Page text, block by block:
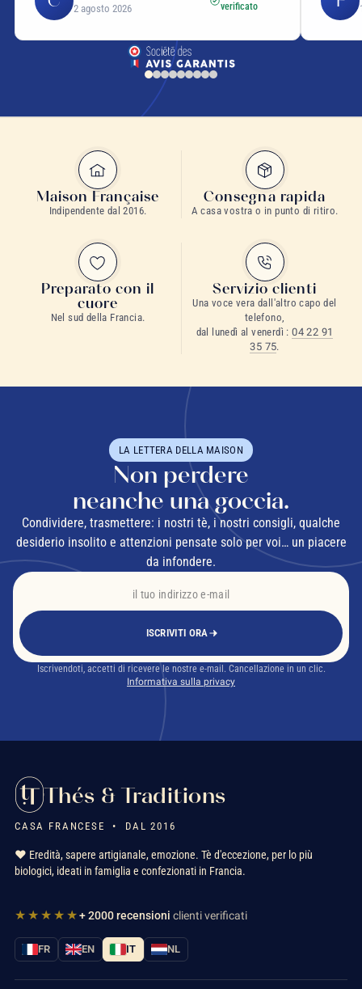
2 agosto 2026
verificato
Maison Française
Indipendente dal 2016.
Consegna rapida
A casa vostra o in punto di ritiro.
Preparato con il
cuore
Nel sud della Francia.
Servizio clienti
Una voce vera dall'altro capo del
telefono,
dal lunedì al venerdì :04 22 91
35 75.
LA LETTERA DELLA MAISON
Non perdere
neanche una goccia.
Condividere, trasmettere: i nostri tè, i nostri consigli, qualche
desiderio insolito e attenzioni pensate solo per voi… un piacere
da infondere.
ISCRIVITI ORA
Iscrivendoti, accetti di ricevere le nostre e-mail. Cancellazione in un clic.
Informativa sulla privacy
Thés & Traditions
CASA FRANCESE • DAL 2016
❤️ Eredità, sapere artigianale, emozione. Tè d'eccezione, per lo più
biologici, ideati in famiglia e confezionati in Francia.
★★★★★+ 2000 recensioni clienti verificati
FR EN IT NL